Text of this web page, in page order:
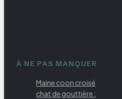
À NE PAS MANQUER
Maine coon croisé
chat de gouttière :